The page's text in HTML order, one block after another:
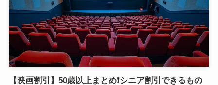
【映画割引】50歳以上まとめ❗️シニア割引できるもの